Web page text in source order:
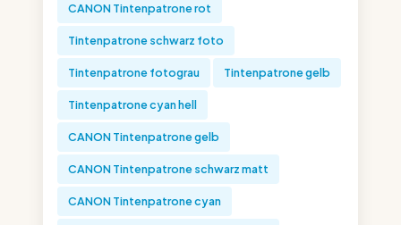
CANON Tintenpatrone rot
Tintenpatrone schwarz foto
Tintenpatrone fotograu Tintenpatrone gelb
Tintenpatrone cyan hell
CANON Tintenpatrone gelb
CANON Tintenpatrone schwarz matt
CANON Tintenpatrone cyan